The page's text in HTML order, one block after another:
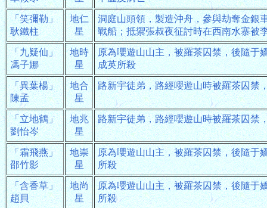
「笑彌勒」
耿鐵柱
地仁
星
洞庭山頭領，製造沖舟，參與劫奪金銀
戰船；抵禦張叔夜征討時在西南水寨被
「九疑仙」
馮子娜
地時
星
原為嚶遊山山主，被羅茶囚禁，後隨于
成英所殺
「異葉楊」
陳孟
地合
星
路新宇徒弟，路經嚶遊山時被羅茶囚禁
「立地鶴」
劉怡岑
地兆
星
路新宇徒弟，路經嚶遊山時被羅茶囚禁
「霜飛燕」
邵竹影
地崇
星
原為嚶遊山山主，被羅茶囚禁，後隨于
所殺
「含香草」
趙貝
地尚
星
原為嚶遊山山主，被羅茶囚禁，後隨于
所殺